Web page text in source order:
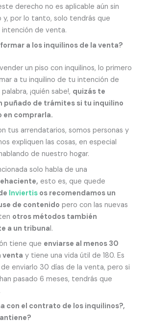
derecho no es aplicable aún sin
y, por lo tanto, solo tendrás que
intención de venta.
a los inquilinos de la venta?
un piso con inquilinos, lo primero
a tu inquilino de tu intención de
¡quién sabe!, quizás te
puñado de trámites si tu inquilino
en comprarla.
tus arrendatarios, somos personas y
expliquen las cosas, en especial
de nuestro hogar.
solo habla de una
esto es, que quede
Inviertis os recomendamos un
de contenido pero con las nuevas
otros métodos también
a un tribunal.
tiene que enviarse al menos 30
venta y tiene una vida útil de 180. Es
enviarlo 30 días de la venta, pero si
pasado 6 meses, tendrás que
con el contrato de los inquilinos?,